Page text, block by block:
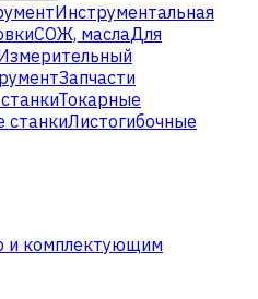
Инструментальная
СОЖ, маслаДля
Запчасти
Токарные
станкиЛистогибочные
и комплектующим